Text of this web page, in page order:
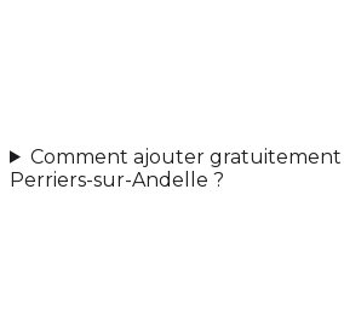
Comment ajouter gratuitement
Perriers-sur-Andelle ?